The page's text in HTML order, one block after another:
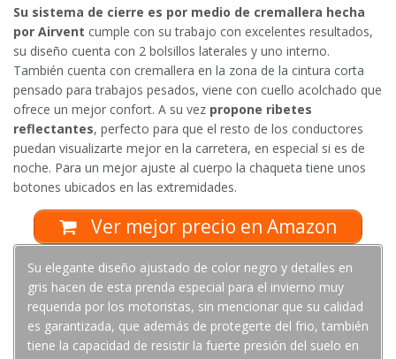
Su sistema de cierre es por medio de cremallera hecha
por Airvent cumple con su trabajo con excelentes resultados,
su diseño cuenta con 2 bolsillos laterales y uno interno.
También cuenta con cremallera en la zona de la cintura corta
pensado para trabajos pesados, viene con cuello acolchado que
ofrece un mejor confort. A su vez propone ribetes
reflectantes, perfecto para que el resto de los conductores
puedan visualizarte mejor en la carretera, en especial si es de
noche. Para un mejor ajuste al cuerpo la chaqueta tiene unos
botones ubicados en las extremidades.
Ver mejor precio en Amazon
Su elegante diseño ajustado de color negro y detalles en
gris hacen de esta prenda especial para el invierno muy
requerida por los motoristas, sin mencionar que su calidad
es garantizada, que además de protegerte del frio, también
tiene la capacidad de resistir la fuerte presión del suelo en